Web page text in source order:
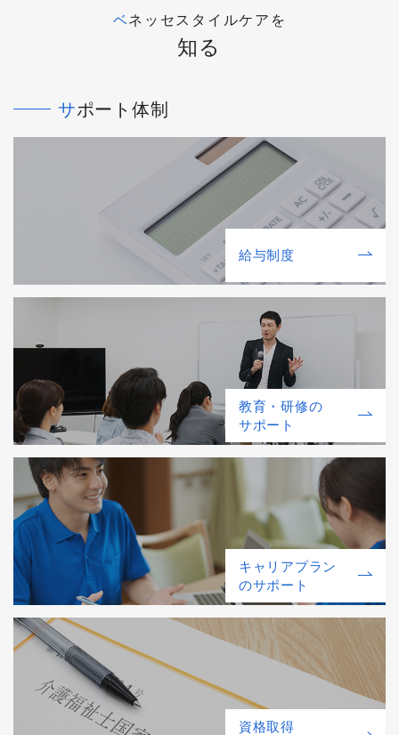
ベネッセスタイルケアを
知る
サポート体制
給与制度
教育・研修の
サポート
キャリアプラン
のサポート
資格取得